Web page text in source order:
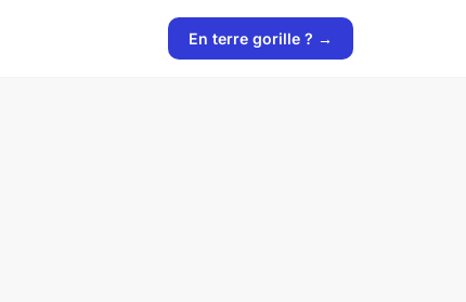
En terre gorille ? →